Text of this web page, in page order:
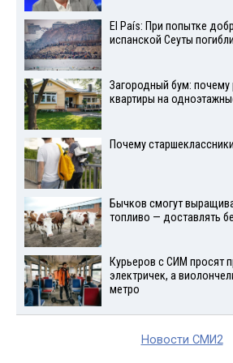
El País: При попытке
испанской Сеуты
Загородный бум:
квартиры на
Почему
Бычков смогут
топливо — доставлять
Курьеров с СИМ просят
электричек, а
метро
Новости СМИ2